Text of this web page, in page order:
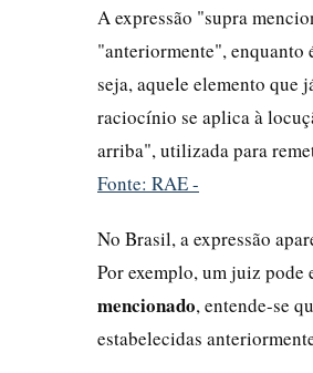
A expressão "supra
"anteriormente",
seja, aquele elemento que
raciocínio se aplica à
arriba", utilizada para
Fonte: RAE -
No Brasil, a expressão
Por exemplo, um juiz
mencionado, entende-se
estabelecidas